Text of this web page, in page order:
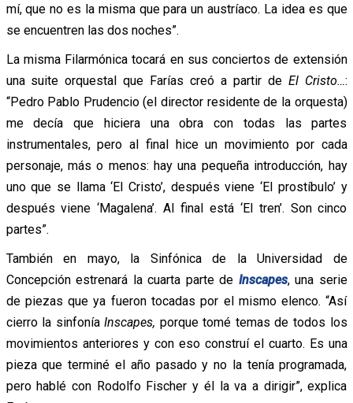
mí, que no es la misma que para un austríaco. La idea es que
se encuentren las dos noches”.
La misma Filarmónica tocará en sus conciertos de extensión
una suite orquestal que Farías creó a partir de El Cristo…:
“Pedro Pablo Prudencio (el director residente de la orquesta)
me decía que hiciera una obra con todas las partes
instrumentales, pero al final hice un movimiento por cada
personaje, más o menos: hay una pequeña introducción, hay
uno que se llama ‘El Cristo’, después viene ‘El prostíbulo’ y
después viene ‘Magalena’. Al final está ‘El tren’. Son cinco
partes”.
También en mayo, la Sinfónica de la Universidad de
Concepción estrenará la cuarta parte de Inscapes, una serie
de piezas que ya fueron tocadas por el mismo elenco. “Así
cierro la sinfoníaInscapes, porque tomé temas de todos los
movimientos anteriores y con eso construí el cuarto. Es una
pieza que terminé el año pasado y no la tenía programada,
pero hablé con Rodolfo Fischer y él la va a dirigir”, explica